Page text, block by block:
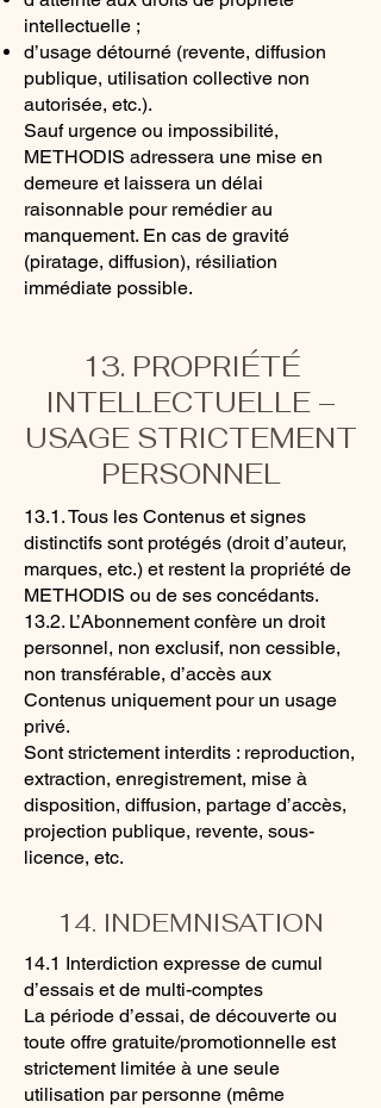
intellectuelle ;
d’usage détourné (revente, diffusion
publique, utilisation collective non
autorisée, etc.).
Sauf urgence ou impossibilité,
METHODIS adressera une mise en
demeure et laissera un délai
raisonnable pour remédier au
manquement. En cas de gravité
(piratage, diffusion), résiliation
immédiate possible.
13. PROPRIÉTÉ
INTELLECTUELLE –
USAGE STRICTEMENT
PERSONNEL
13.1. Tous les Contenus et signes
distinctifs sont protégés (droit d’auteur,
marques, etc.) et restent la propriété de
METHODIS ou de ses concédants.
13.2. L’Abonnement confère un droit
personnel, non exclusif, non cessible,
non transférable, d’accès aux
Contenus uniquement pour un usage
privé.
Sont strictement interdits : reproduction,
extraction, enregistrement, mise à
disposition, diffusion, partage d’accès,
projection publique, revente, sous-
licence, etc.
14. INDEMNISATION
14.1 Interdiction expresse de cumul
d’essais et de multi-comptes
La période d’essai, de découverte ou
toute offre gratuite/promotionnelle est
strictement limitée à une seule
utilisation par personne (même